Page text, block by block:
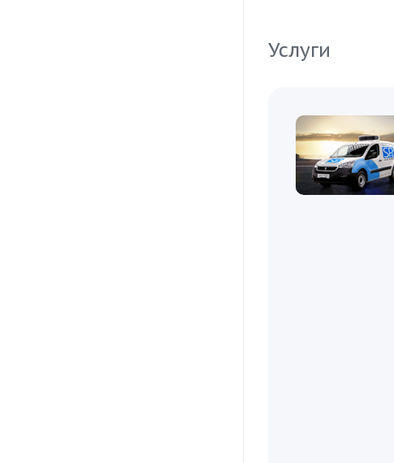
Услуги